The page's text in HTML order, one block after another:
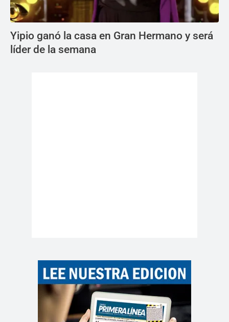
Yipio ganó la casa en Gran Hermano y será
líder de la semana